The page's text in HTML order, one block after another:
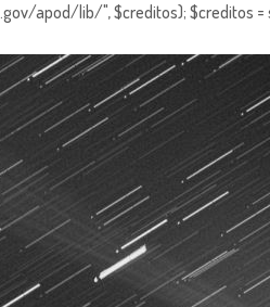
apod/lib/", $creditos); $creditos =